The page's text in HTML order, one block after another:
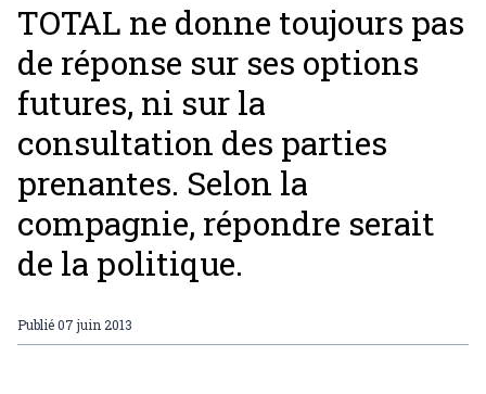
TOTAL ne donne toujours pas
de réponse sur ses options
futures, ni sur la
consultation des parties
prenantes. Selon la
compagnie, répondre serait
de la politique.
Publié07 juin 2013